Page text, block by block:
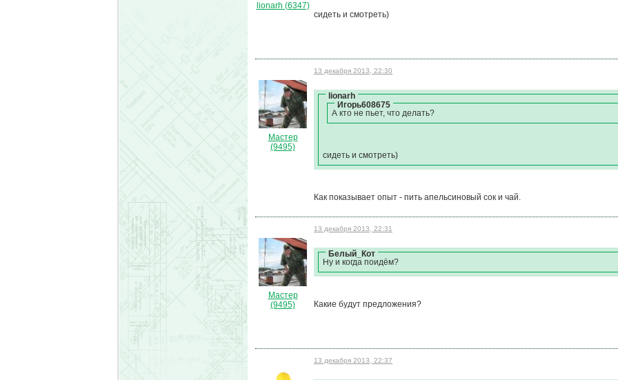
lionarh (6347)
сидеть и смотреть)
Мастер
(9495)
13 декабря 2013, 22:30
lionarh
Игорь608675
А кто не пьет, что делать?
сидеть и смотреть)
Как показывает опыт - пить апельсиновый сок и чай.
Мастер
(9495)
13 декабря 2013, 22:31
Белый_Кот
Ну и когда пойдём?
Какие будут предложения?
13 декабря 2013, 22:37